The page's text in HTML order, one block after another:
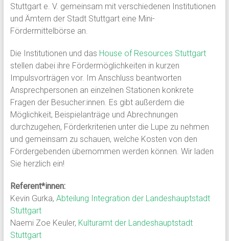
Stuttgart e. V. gemeinsam mit verschiedenen Institutionen
und Ämtern der Stadt Stuttgart eine Mini-
Fördermittelbörse an.
Die Institutionen und das House of Resources Stuttgart
stellen dabei ihre Fördermöglichkeiten in kurzen
Impulsvorträgen vor. Im Anschluss beantworten
Ansprechpersonen an einzelnen Stationen konkrete
Fragen der Besucher:innen. Es gibt außerdem die
Möglichkeit, Beispielanträge und Abrechnungen
durchzugehen, Förderkriterien unter die Lupe zu nehmen
und gemeinsam zu schauen, welche Kosten von den
Fördergebenden übernommen werden können. Wir laden
Sie herzlich ein!
Referent*innen:
Kevin Gurka, Abteilung Integration der Landeshauptstadt
Stuttgart
Naemi Zoe Keuler, Kulturamt der Landeshauptstadt
Stuttgart